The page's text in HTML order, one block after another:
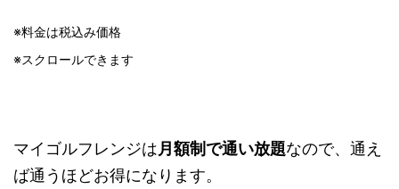
※料金は税込み価格
※スクロールできます
マイゴルフレンジは月額制で通い放題なので、通え
ば通うほどお得になります。